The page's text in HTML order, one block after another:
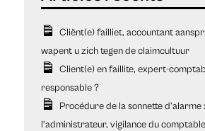
Cliënt(e) failliet, accountant
wapent u zich tegen de claimcultuur
Client(e) en faillite, expert-
responsable ?
Procédure de la sonnette d’alarme
l’administrateur, vigilance du